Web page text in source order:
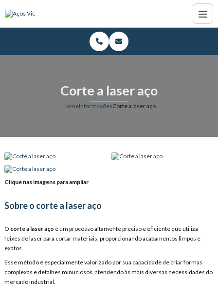
HomeInformaçõesCorte a laser aço
Corte a laser aço
Clique nas imagens para ampliar
Sobre o corte a laser aço
O corte a laser aço é um processo altamente preciso e eficiente que utiliza
feixes de laser para cortar materiais, proporcionando acabamentos limpos e
exatos.
Esse método é especialmente valorizado por sua capacidade de criar formas
complexas e detalhes minuciosos, atendendo às mais diversas necessidades do
mercado industrial.